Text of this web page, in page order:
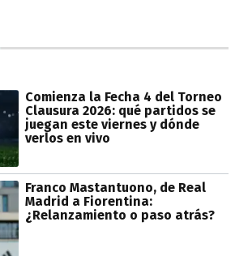
Comienza la Fecha 4 del Torneo
Clausura 2026: qué partidos se
juegan este viernes y dónde
verlos en vivo
Franco Mastantuono, de Real
Madrid a Fiorentina:
¿Relanzamiento o paso atrás?